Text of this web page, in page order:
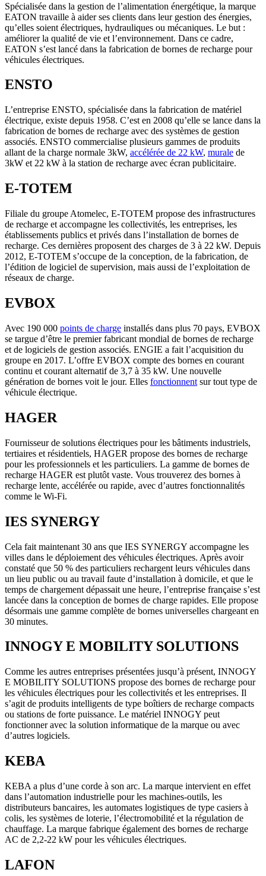
Spécialisée dans la gestion de l’alimentation énergétique, la marque
EATON travaille à aider ses clients dans leur gestion des énergies,
qu’elles soient électriques, hydrauliques ou mécaniques. Le but :
améliorer la qualité de vie et l’environnement. Dans ce cadre,
EATON s’est lancé dans la fabrication de bornes de recharge pour
véhicules électriques.
ENSTO
L’entreprise ENSTO, spécialisée dans la fabrication de matériel
électrique, existe depuis 1958. C’est en 2008 qu’elle se lance dans la
fabrication de bornes de recharge avec des systèmes de gestion
associés. ENSTO commercialise plusieurs gammes de produits
allant de la charge normale 3kW, accélérée de 22 kW, murale de
3kW et 22 kW à la station de recharge avec écran publicitaire.
E-TOTEM
Filiale du groupe Atomelec, E-TOTEM propose des infrastructures
de recharge et accompagne les collectivités, les entreprises, les
établissements publics et privés dans l’installation de bornes de
recharge. Ces dernières proposent des charges de 3 à 22 kW. Depuis
2012, E-TOTEM s’occupe de la conception, de la fabrication, de
l’édition de logiciel de supervision, mais aussi de l’exploitation de
réseaux de charge.
EVBOX
Avec 190 000 points de charge installés dans plus 70 pays, EVBOX
se targue d’être le premier fabricant mondial de bornes de recharge
et de logiciels de gestion associés. ENGIE a fait l’acquisition du
groupe en 2017. L’offre EVBOX compte des bornes en courant
continu et courant alternatif de 3,7 à 35 kW. Une nouvelle
génération de bornes voit le jour. Elles fonctionnent sur tout type de
véhicule électrique.
HAGER
Fournisseur de solutions électriques pour les bâtiments industriels,
tertiaires et résidentiels, HAGER propose des bornes de recharge
pour les professionnels et les particuliers. La gamme de bornes de
recharge HAGER est plutôt vaste. Vous trouverez des bornes à
recharge lente, accélérée ou rapide, avec d’autres fonctionnalités
comme le Wi-Fi.
IES SYNERGY
Cela fait maintenant 30 ans que IES SYNERGY accompagne les
villes dans le déploiement des véhicules électriques. Après avoir
constaté que 50 % des particuliers rechargent leurs véhicules dans
un lieu public ou au travail faute d’installation à domicile, et que le
temps de chargement dépassait une heure, l’entreprise française s’est
lancée dans la conception de bornes de charge rapides. Elle propose
désormais une gamme complète de bornes universelles chargeant en
30 minutes.
INNOGY E MOBILITY SOLUTIONS
Comme les autres entreprises présentées jusqu’à présent, INNOGY
E MOBILITY SOLUTIONS propose des bornes de recharge pour
les véhicules électriques pour les collectivités et les entreprises. Il
s’agit de produits intelligents de type boîtiers de recharge compacts
ou stations de forte puissance. Le matériel INNOGY peut
fonctionner avec la solution informatique de la marque ou avec
d’autres logiciels.
KEBA
KEBA a plus d’une corde à son arc. La marque intervient en effet
dans l’automation industrielle pour les machines-outils, les
distributeurs bancaires, les automates logistiques de type casiers à
colis, les systèmes de loterie, l’électromobilité et la régulation de
chauffage. La marque fabrique également des bornes de recharge
AC de 2,2-22 kW pour les véhicules électriques.
LAFON